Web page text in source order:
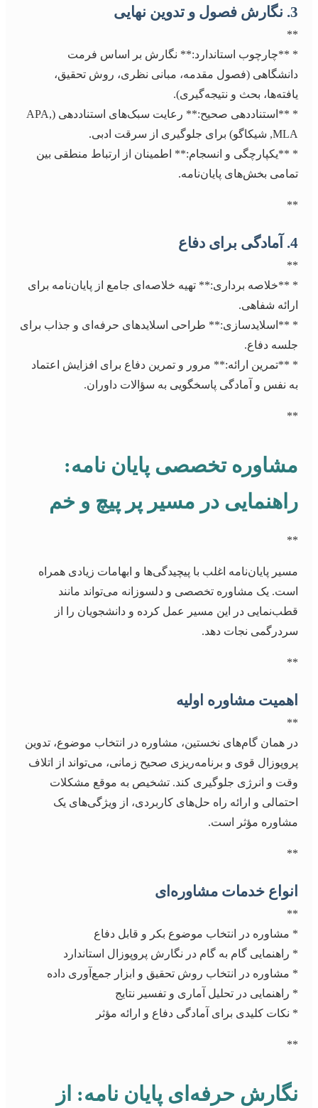
3. نگارش فصول و تدوین نهایی
**
* **چارچوب استاندارد:** نگارش بر اساس فرمت
دانشگاهی (فصول مقدمه، مبانی نظری، روش تحقیق،
یافته‌ها، بحث و نتیجه‌گیری).
* **استناددهی صحیح:** رعایت سبک‌های استناددهی (APA,
MLA, شیکاگو) برای جلوگیری از سرقت ادبی.
* **یکپارچگی و انسجام:** اطمینان از ارتباط منطقی بین
تمامی بخش‌های پایان‌نامه.
**
4. آمادگی برای دفاع
**
* **خلاصه برداری:** تهیه خلاصه‌ای جامع از پایان‌نامه برای
ارائه شفاهی.
* **اسلایدسازی:** طراحی اسلایدهای حرفه‌ای و جذاب برای
جلسه دفاع.
* **تمرین ارائه:** مرور و تمرین دفاع برای افزایش اعتماد
به نفس و آمادگی پاسخگویی به سؤالات داوران.
**
مشاوره تخصصی پایان نامه:
راهنمایی در مسیر پر پیچ و خم
**
مسیر پایان‌نامه اغلب با پیچیدگی‌ها و ابهامات زیادی همراه
است. یک مشاوره تخصصی و دلسوزانه می‌تواند مانند
قطب‌نمایی در این مسیر عمل کرده و دانشجویان را از
سردرگمی نجات دهد.
**
اهمیت مشاوره اولیه
**
در همان گام‌های نخستین، مشاوره در انتخاب موضوع، تدوین
پروپوزال قوی و برنامه‌ریزی صحیح زمانی، می‌تواند از اتلاف
وقت و انرژی جلوگیری کند. تشخیص به موقع مشکلات
احتمالی و ارائه راه حل‌های کاربردی، از ویژگی‌های یک
مشاوره مؤثر است.
**
انواع خدمات مشاوره‌ای
**
* مشاوره در انتخاب موضوع بکر و قابل دفاع
* راهنمایی گام به گام در نگارش پروپوزال استاندارد
* مشاوره در انتخاب روش تحقیق و ابزار جمع‌آوری داده
* راهنمایی در تحلیل آماری و تفسیر نتایج
* نکات کلیدی برای آمادگی دفاع و ارائه مؤثر
**
نگارش حرفه‌ای پایان نامه: از